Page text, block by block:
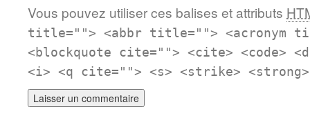
Vous pouvez utiliser ces balises et attributs
title=""> <abbr title=""> <acronym
<blockquote cite=""> <cite> <code>
<i> <q cite=""> <s> <strike> <strong>